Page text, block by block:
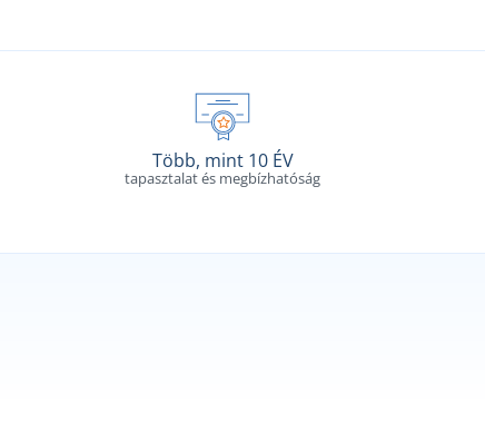
Több, mint 10 ÉV
tapasztalat és megbízhatóság